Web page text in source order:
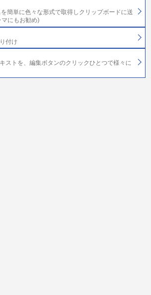
簡単に色々な形式で取得しクリップボードに送
にもお勧め)
付け
ストを、編集ボタンのクリックひとつで様々に